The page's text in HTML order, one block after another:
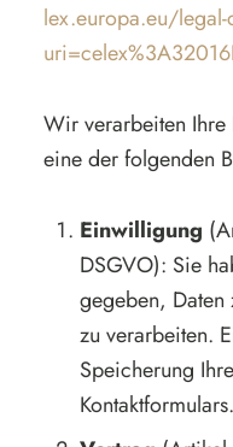
lex.europa.eu/
Wir verarbeiten Ihre
eine der folgenden
Einwilligung
DSGVO): Sie
gegeben, Daten
zu verarbeiten.
Speicherung
Kontaktformulars.